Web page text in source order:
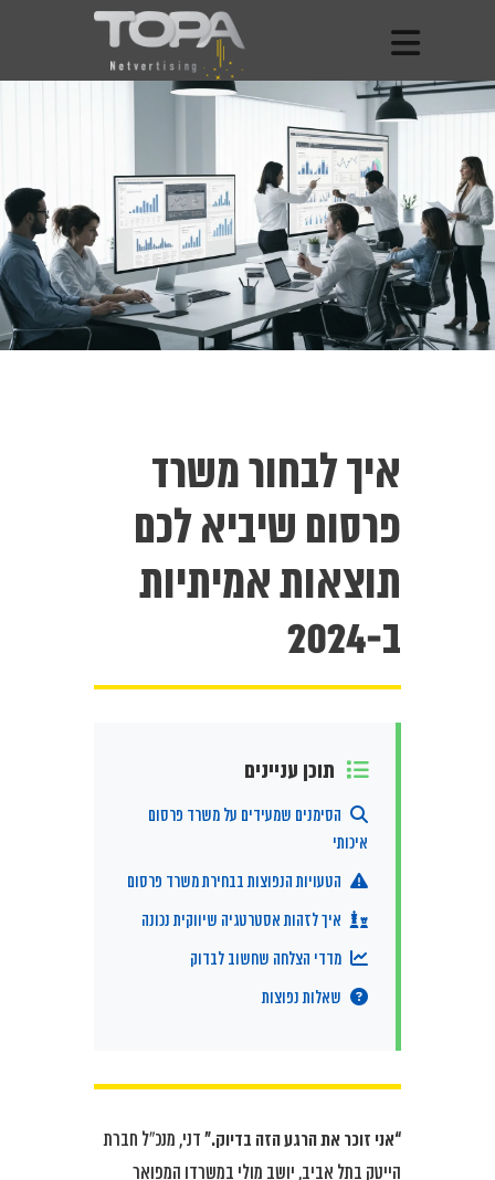
איך לבחור משרד
פרסום שיביא לכם
תוצאות אמיתיות
ב-2024
תוכן עניינים
הסימנים שמעידים על משרד פרסום
איכותי
הטעויות הנפוצות בבחירת משרד פרסום
איך לזהות אסטרטגיה שיווקית נכונה
מדדי הצלחה שחשוב לבדוק
שאלות נפוצות
“אני זוכר את הרגע הזה בדיוק.”דני, מנכ”ל חברת
הייטק בתל אביב, יושב מולי במשרדו המפואר